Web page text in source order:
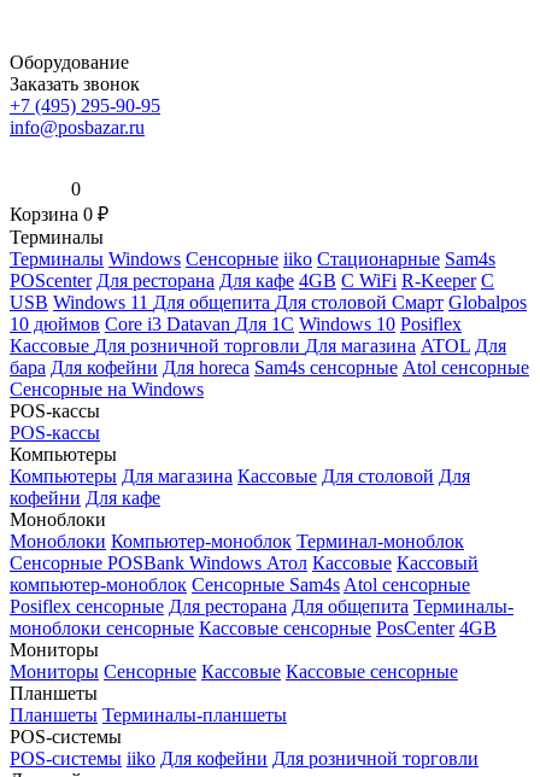
Оборудование
Заказать звонок
+7 (495) 295-90-95
info@posbazar.ru
0
Корзина 0 ₽
Терминалы
Терминалы Windows Сенсорные iiko Стационарные Sam4s
POScenter Для ресторана Для кафе 4GB С WiFi R-Keeper С
USB Windows 11 Для общепита Для столовой Смарт Globalpos
10 дюймов Core i3 Datavan Для 1С Windows 10 Posiflex
Кассовые Для розничной торговли Для магазина ATOL Для
бара Для кофейни Для horeca Sam4s сенсорные Atol сенсорные
Сенсорные на Windows
POS-кассы
POS-кассы
Компьютеры
Компьютеры Для магазина Кассовые Для столовой Для
кофейни Для кафе
Моноблоки
Моноблоки Компьютер-моноблок Терминал-моноблок
Сенсорные POSBank Windows Атол Кассовые Кассовый
компьютер-моноблок Сенсорные Sam4s Atol сенсорные
Posiflex сенсорные Для ресторана Для общепита Терминалы-
моноблоки сенсорные Кассовые сенсорные PosCenter 4GB
Мониторы
Мониторы Сенсорные Кассовые Кассовые сенсорные
Планшеты
Планшеты Терминалы-планшеты
POS-системы
POS-системы iiko Для кофейни Для розничной торговли